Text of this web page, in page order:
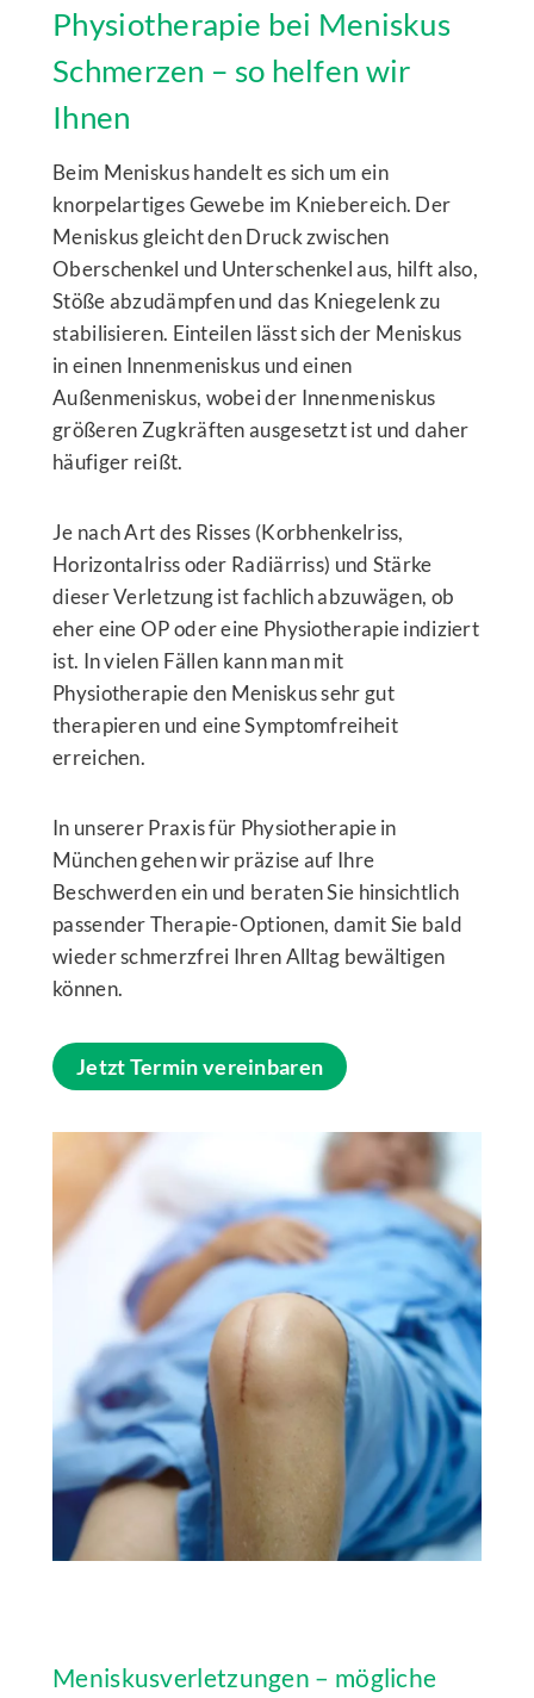
Physiotherapie bei Meniskus
Schmerzen – so helfen wir
Ihnen
Beim Meniskus handelt es sich um ein
knorpelartiges Gewebe im Kniebereich. Der
Meniskus gleicht den Druck zwischen
Oberschenkel und Unterschenkel aus, hilft also,
Stöße abzudämpfen und das Kniegelenk zu
stabilisieren. Einteilen lässt sich der Meniskus
in einen Innenmeniskus und einen
Außenmeniskus, wobei der Innenmeniskus
größeren Zugkräften ausgesetzt ist und daher
häufiger reißt.
Je nach Art des Risses (Korbhenkelriss,
Horizontalriss oder Radiärriss) und Stärke
dieser Verletzung ist fachlich abzuwägen, ob
eher eine OP oder eine Physiotherapie indiziert
ist. In vielen Fällen kann man mit
Physiotherapie den Meniskus sehr gut
therapieren und eine Symptomfreiheit
erreichen.
In unserer Praxis für Physiotherapie in
München gehen wir präzise auf Ihre
Beschwerden ein und beraten Sie hinsichtlich
passender Therapie-Optionen, damit Sie bald
wieder schmerzfrei Ihren Alltag bewältigen
können.
Jetzt Termin vereinbaren
Meniskusverletzungen – mögliche